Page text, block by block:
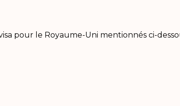
pour le Royaume-Uni mentionnés ci-